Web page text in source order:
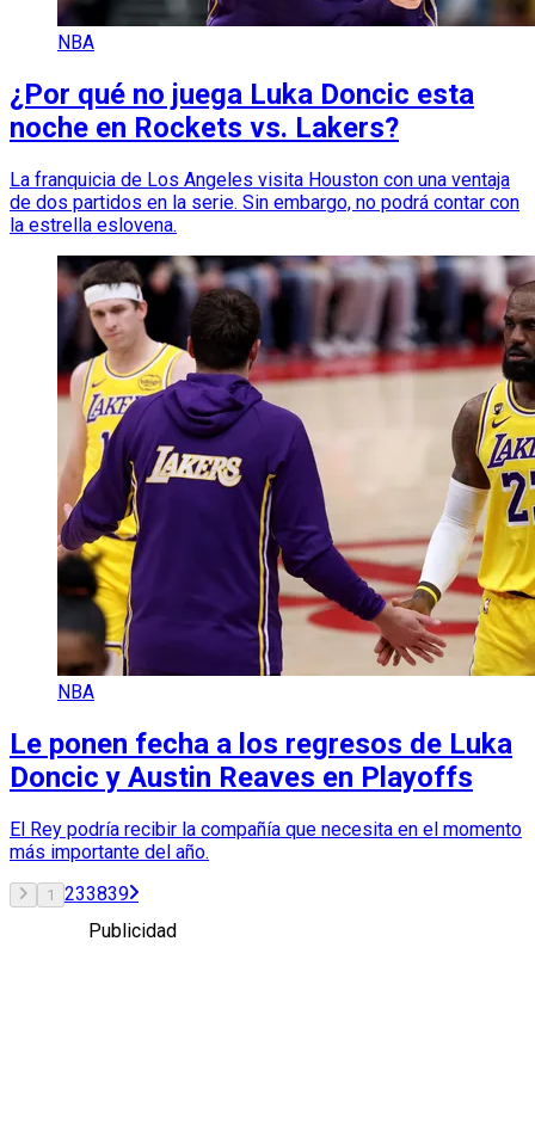
NBA
¿Por qué no juega Luka Doncic esta
noche en Rockets vs. Lakers?
La franquicia de Los Angeles visita Houston con una ventaja
de dos partidos en la serie. Sin embargo, no podrá contar con
la estrella eslovena.
NBA
Le ponen fecha a los regresos de Luka
Doncic y Austin Reaves en Playoffs
El Rey podría recibir la compañía que necesita en el momento
más importante del año.
1 233839
Publicidad